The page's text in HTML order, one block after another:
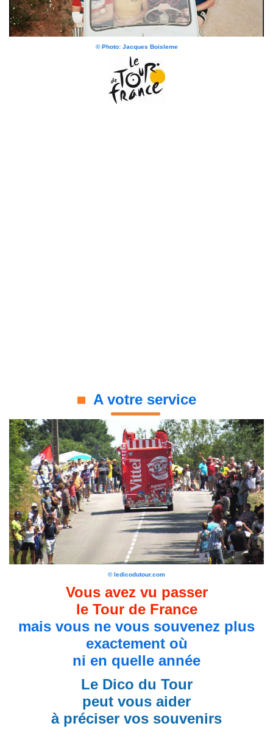
© Photo: Jacques Boisleme
A votre service
© ledicodutour.com
Vous avez vu passer
le Tour de France
mais vous ne vous souvenez plus
exactement où
ni en quelle année
Le Dico du Tour
peut vous aider
à préciser vos souvenirs